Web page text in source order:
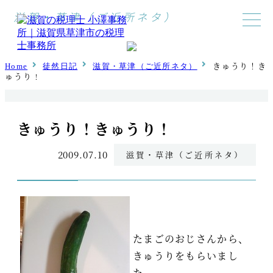
滋賀・草津（ご近所ネタ）
Home 徒然日記 滋賀・草津（ご近所ネタ）
きゅうり！き
ゅうり！
きゅうり！きゅうり！
2009.07.10 滋賀・草津（ご近所ネタ）
たまごのおじさんから、
きゅうりをもらいまし